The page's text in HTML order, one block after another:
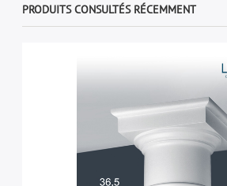
PRODUITS CONSULTÉS RÉCEMMENT